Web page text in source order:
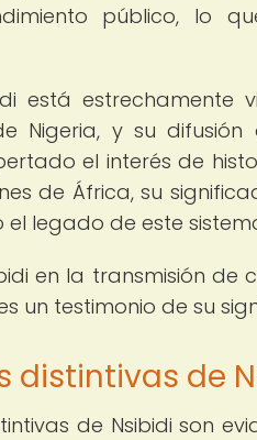
público, lo
está
Nigeria, y su
el interés de
de África, su
el legado de este
en la transmisión de
un testimonio de su
distintivas de
de Nsibidi son